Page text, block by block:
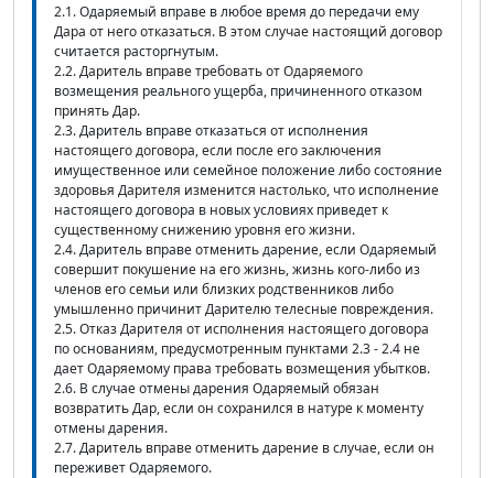
2.1. Одаряемый вправе в любое время до передачи ему
Дара от него отказаться. В этом случае настоящий договор
считается расторгнутым.
2.2. Даритель вправе требовать от Одаряемого
возмещения реального ущерба, причиненного отказом
принять Дар.
2.3. Даритель вправе отказаться от исполнения
настоящего договора, если после его заключения
имущественное или семейное положение либо состояние
здоровья Дарителя изменится настолько, что исполнение
настоящего договора в новых условиях приведет к
существенному снижению уровня его жизни.
2.4. Даритель вправе отменить дарение, если Одаряемый
совершит покушение на его жизнь, жизнь кого-либо из
членов его семьи или близких родственников либо
умышленно причинит Дарителю телесные повреждения.
2.5. Отказ Дарителя от исполнения настоящего договора
по основаниям, предусмотренным пунктами 2.3 - 2.4 не
дает Одаряемому права требовать возмещения убытков.
2.6. В случае отмены дарения Одаряемый обязан
возвратить Дар, если он сохранился в натуре к моменту
отмены дарения.
2.7. Даритель вправе отменить дарение в случае, если он
переживет Одаряемого.